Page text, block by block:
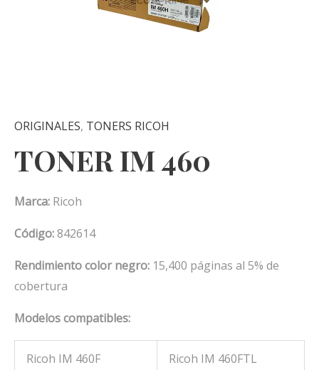
ORIGINALES, TONERS RICOH
TONER IM 460
Marca: Ricoh
Código:842614
Rendimiento color negro: 15,400 páginas al 5% de
cobertura
Modelos compatibles:
Ricoh IM 460F Ricoh IM 460FTL